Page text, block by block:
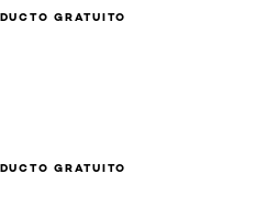
GRATUITO
GRATUITO